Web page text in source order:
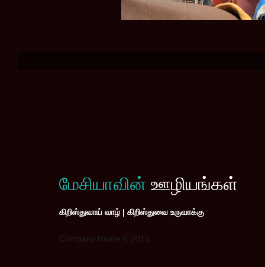
மேசியாவின் ஊழியங்கள்
கிறிஸ்துவாய் வாழ் | கிறிஸ்துவை உருவாக்கு
Company Name © 2015